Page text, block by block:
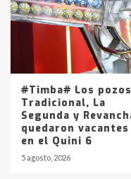
#Timba# Los pozos
Tradicional, La
Segunda y
quedaron vacantes
en el Quini 6
5 agosto, 2026